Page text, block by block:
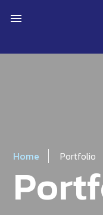
menu
Home Portfolio